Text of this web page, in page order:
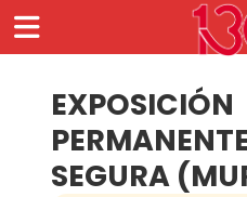
EXPOSICIÓN
SEGURA